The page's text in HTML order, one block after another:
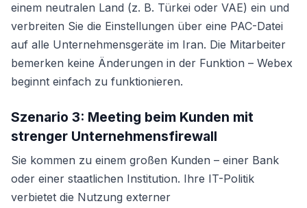
einem neutralen Land (z. B. Türkei oder VAE) ein und
verbreiten Sie die Einstellungen über eine PAC-Datei
auf alle Unternehmensgeräte im Iran. Die Mitarbeiter
bemerken keine Änderungen in der Funktion – Webex
beginnt einfach zu funktionieren.
Szenario 3: Meeting beim Kunden mit
strenger Unternehmensfirewall
Sie kommen zu einem großen Kunden – einer Bank
oder einer staatlichen Institution. Ihre IT-Politik
verbietet die Nutzung externer